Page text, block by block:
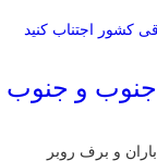
جنوب و جنوب
استان با بارش باران و برف روبر